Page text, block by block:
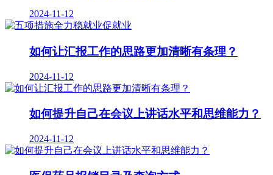
2024-11-12
如何让汇报工作的思路更加清晰有条理？
2024-11-12
如何提升自己在会议上讲话水平和思维能力？
2024-11-12